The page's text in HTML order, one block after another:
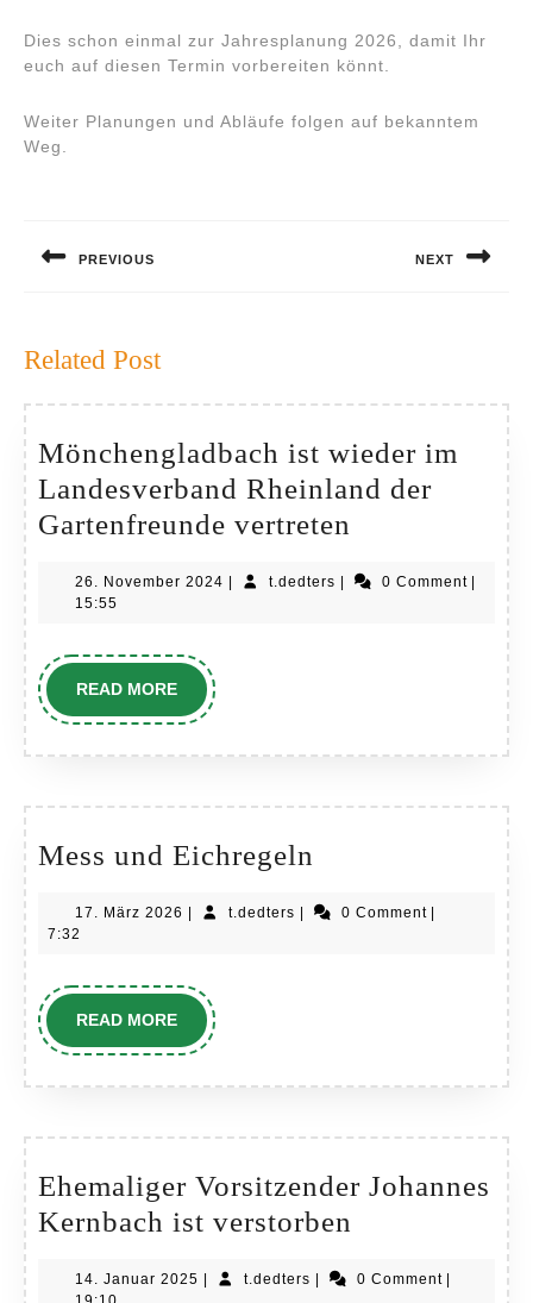
Dies schon einmal zur Jahresplanung 2026, damit Ihr
euch auf diesen Termin vorbereiten könnt.
Weiter Planungen und Abläufe folgen auf bekanntem
Weg.
PREVIOUS NEXT
Related Post
Mönchengladbach ist wieder im
Landesverband Rheinland der
Gartenfreunde vertreten
wieder
vertreten
26. November 2024 26.
t.dedters t.dedters0 Comment
15:55
READ MOREREAD
MORE
Mess und Eichregeln
Eichregeln
17. März 2026 17.
| t.dedters t.dedters
| 0 Comment |
7:32
READ MOREREAD
MORE
Ehemaliger Vorsitzender Johannes
Kernbach ist verstorben
Vorsitzender
Johannes
14. Januar 2025 14.
| t.dedters t.dedters
| 0 Comment |